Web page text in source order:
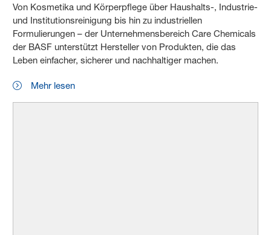
Von Kosmetika und Körperpflege über Haushalts-, Industrie-
und Institutionsreinigung bis hin zu industriellen
Formulierungen – der Unternehmensbereich Care Chemicals
der BASF unterstützt Hersteller von Produkten, die das
Leben einfacher, sicherer und nachhaltiger machen.
Mehr lesen